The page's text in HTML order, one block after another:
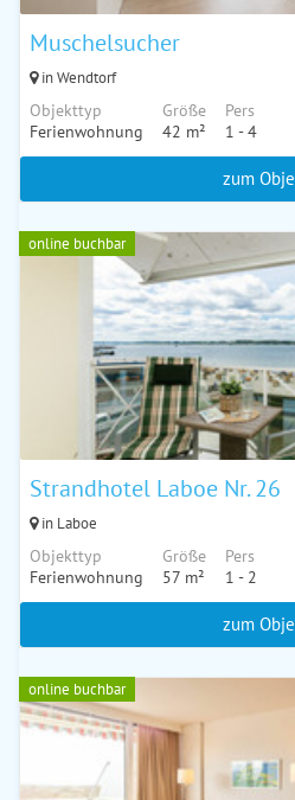
Muschelsucher
in Wendtorf
Objekttyp
Ferienwohnung
Größe
42 m²
Pers
1 - 4
zum
online buchbar
Strandhotel Laboe Nr. 26
in Laboe
Objekttyp
Ferienwohnung
Größe
57 m²
Pers
1 - 2
zum
online buchbar